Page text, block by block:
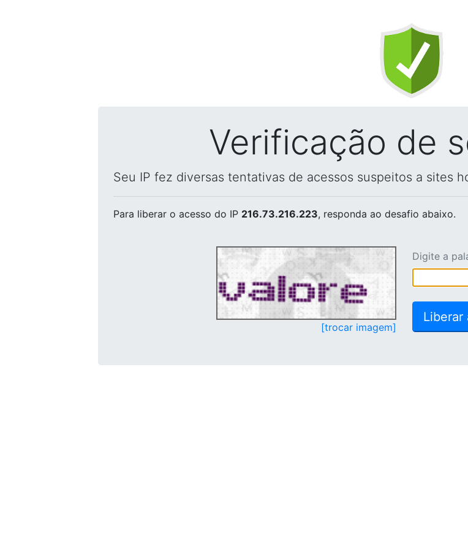
Verificação de
Seu IP fez diversas tentativas de acessos suspeitos a sites
Para liberar o acesso do IP 216.73.216.223, responda ao desafio abaixo.
[trocar imagem]
Digite a